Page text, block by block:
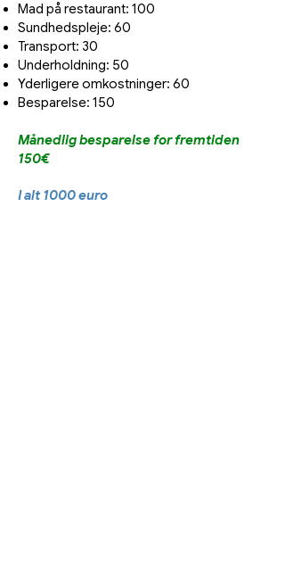
Mad på restaurant: 100
Sundhedspleje: 60
Transport: 30
Underholdning: 50
Yderligere omkostninger: 60
Besparelse: 150
Månedlig besparelse for fremtiden
150€
I alt 1000 euro